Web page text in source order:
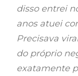
disso entrei
anos atuei
Precisava
do próprio
exatamente